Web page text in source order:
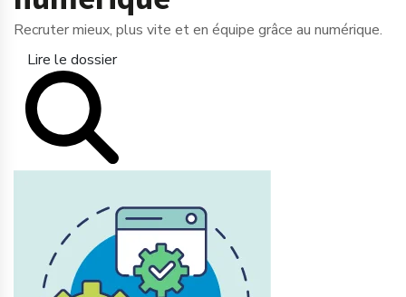
Recruter mieux, plus vite et en équipe grâce au numérique.
Lire le dossier